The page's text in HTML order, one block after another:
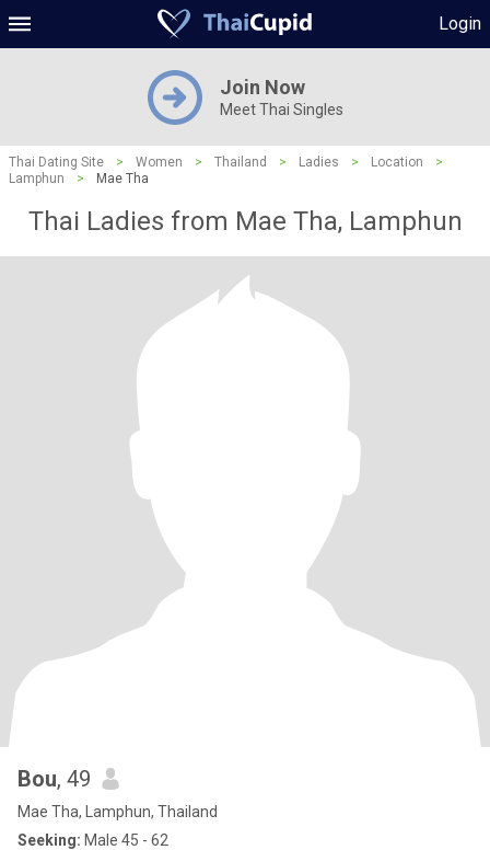
Login
Join Now
Meet Thai Singles
Thai Dating Site > Women > Thailand > Ladies > Location
>
Lamphun
> Mae Tha
Thai Ladies from Mae Tha, Lamphun
Bou, 49
Mae Tha, Lamphun, Thailand
Seeking: Male 45 - 62